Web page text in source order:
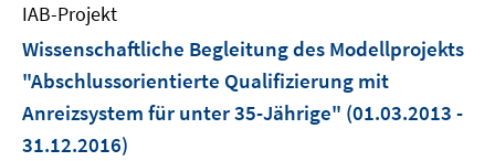
IAB-Projekt
Wissenschaftliche Begleitung des Modellprojekts
"Abschlussorientierte Qualifizierung mit
Anreizsystem für unter 35-Jährige" (01.03.2013 -
31.12.2016)